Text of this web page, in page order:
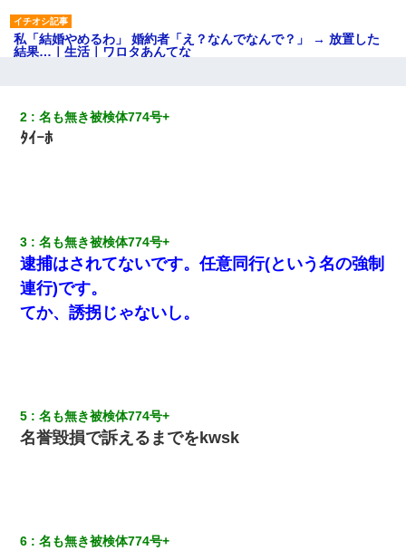
私「結婚やめるわ」 婚約者「え？なんでなんで？」 → 放置した
結果…｜生活｜ワロタあんてな
近づいて頭突きをしてきて…
「簡単には辞めさせない」私（どうせ辞めるし…）→ 思いっきり
反論をしてみた
私が遺産を相続。→それを知った義両親が「旅行代金を出せ！」
「リフォーム費用を負担しろ！」「金の管理は私達がする！」と
浅ましくも集りにきた。
最近うちの庭に知らない男の人がしょっちゅう入ってくる。それ
を職場で愚痴ったら、同僚男性が怒鳴りつけてきた。
2 名も無き被検体774号+
ﾀｲｰﾎ
3 名も無き被検体774号+
逮捕はされてないです。任意同行(という名の強制
連行)です。
てか、誘拐じゃないし。
5 名も無き被検体774号+
名誉毀損で訴えるまでをkwsk
6 名も無き被検体774号+